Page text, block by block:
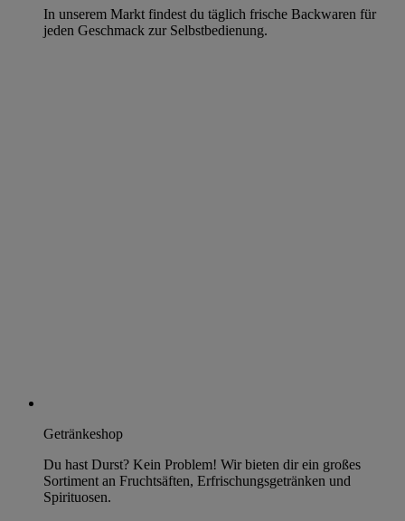
In unserem Markt findest du täglich frische Backwaren für
jeden Geschmack zur Selbstbedienung.
Getränkeshop
Du hast Durst? Kein Problem! Wir bieten dir ein großes
Sortiment an Fruchtsäften, Erfrischungsgetränken und
Spirituosen.